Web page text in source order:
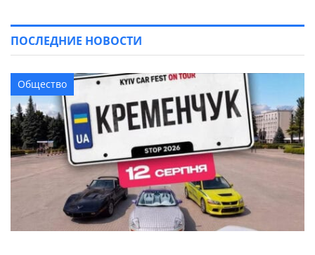
ПОСЛЕДНИЕ НОВОСТИ
Общество